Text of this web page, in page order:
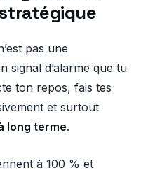
pas une
signal d’alarme que tu
ton repos, fais tes
et surtout
long terme.
à 100 % et